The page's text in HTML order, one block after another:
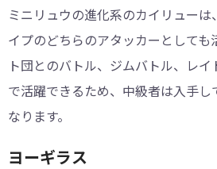
ミニリュウの進化系のカイリュー
イプのどちらのアタッカーとしても
ト団とのバトル、ジムバトル、レ
で活躍できるため、中級者は入手
なります。
ヨーギラス